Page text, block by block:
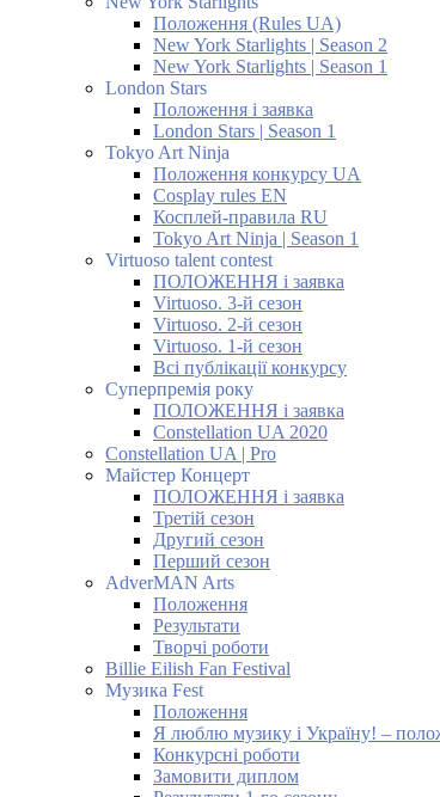
Положення (Rules UA)
New York Starlights | Season 2
New York Starlights | Season 1
London Stars
Положення і заявка
London Stars | Season 1
Tokyo Art Ninja
Положення конкурсу UA
Cosplay rules EN
Косплей-правила RU
Tokyo Art Ninja | Season 1
Virtuoso talent contest
ПОЛОЖЕННЯ і заявка
Virtuoso. 3-й сезон
Virtuoso. 2-й сезон
Virtuoso. 1-й сезон
Всі публікації конкурсу
Суперпремія року
ПОЛОЖЕННЯ і заявка
Constellation UA 2020
Constellation UA | Pro
Майстер Концерт
ПОЛОЖЕННЯ і заявка
Третій сезон
Другий сезон
Перший сезон
AdverMAN Arts
Положення
Результати
Творчі роботи
Billie Eilish Fan Festival
Музика Fest
Положення
Я люблю музику і Україну! –
Конкурсні роботи
Замовити диплом